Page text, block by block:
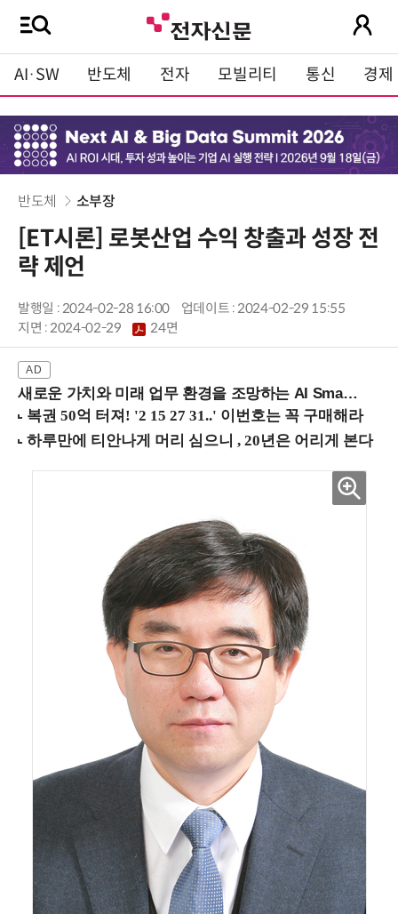
AI·SW 반도체 전자 모빌리티 통신 경제
반도체 소부장
[ET시론] 로봇산업 수익 창출과 성장 전
략 제언
발행일 : 2024-02-28 16:00
업데이트 : 2024-02-29 15:55
지면 :2024-02-29 24면
새로운 가치와 미래 업무 환경을 조망하는 AI Smart Work Summit 2026 (9/11 코엑스)